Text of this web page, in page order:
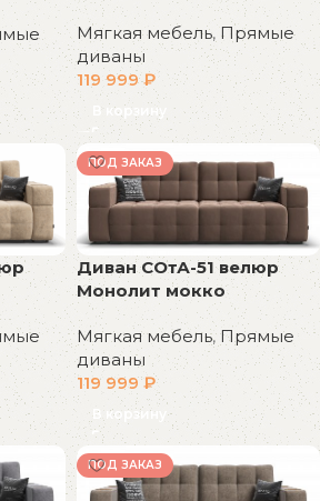
Мягкая мебель, Прямые
диваны
119 999₽
В корзину
ПОД ЗАКАЗ
Диван СОтА-51 велюр
Монолит мокко
Мягкая мебель,Прямые
диваны
119 999₽
В корзину
ПОД ЗАКАЗ